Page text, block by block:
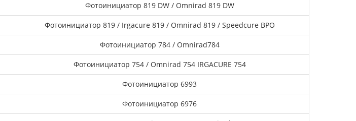
Фотоинициатор 819 DW / Omnirad 819 DW
Фотоинициатор 819 / Irgacure 819 / Omnirad 819 / Speedcure BPO
Фотоинициатор 784 / Omnirad784
Фотоинициатор 754 / Omnirad 754 IRGACURE 754
Фотоинициатор 6993
Фотоинициатор 6976